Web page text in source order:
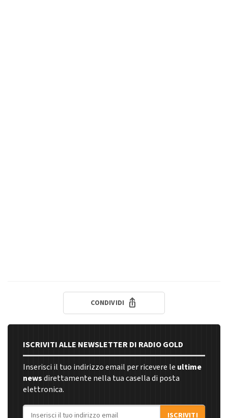
CONDIVIDI
ISCRIVITI ALLE NEWSLETTER DI RADIO GOLD
Inserisci il tuo indirizzo email per ricevere le ultime
newsdirettamente nella tua casella di posta
elettronica.
Indirizzo email
ISCRIVITI